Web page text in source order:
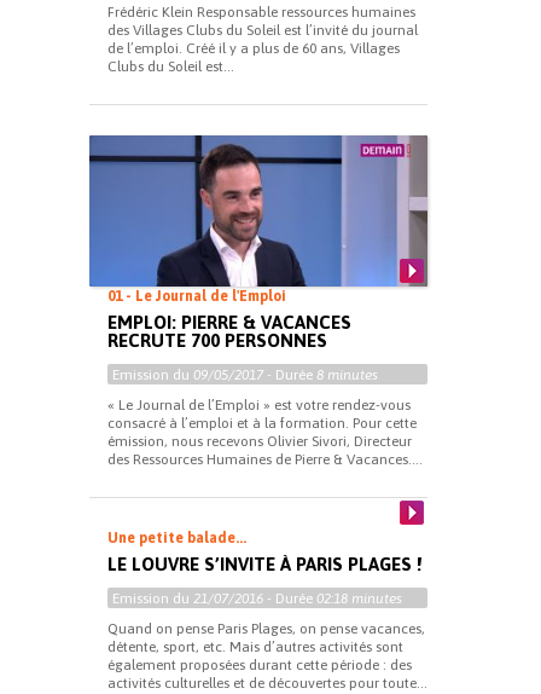
Frédéric Klein Responsable ressources humaines
des Villages Clubs du Soleil est l’invité du journal
de l’emploi. Créé il y a plus de 60 ans, Villages
Clubs du Soleil est...
01 - Le Journal de l'Emploi
EMPLOI: PIERRE & VACANCES
RECRUTE 700 PERSONNES
Emission du 09/05/2017 - Durée 8 minutes
« Le Journal de l’Emploi » est votre rendez-vous
consacré à l’emploi et à la formation. Pour cette
émission, nous recevons Olivier Sivori, Directeur
des Ressources Humaines de Pierre & Vacances....
Une petite balade...
LE LOUVRE S’INVITE À PARIS PLAGES !
Emission du 21/07/2016 - Durée 02:18 minutes
Quand on pense Paris Plages, on pense vacances,
détente, sport, etc. Mais d’autres activités sont
également proposées durant cette période : des
activités culturelles et de découvertes pour toute...